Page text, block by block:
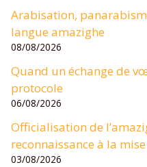
Arabisation,
langue amazighe
08/08/2026
Quand un échange de
protocole
06/08/2026
Officialisation de
reconnaissance à la
03/08/2026